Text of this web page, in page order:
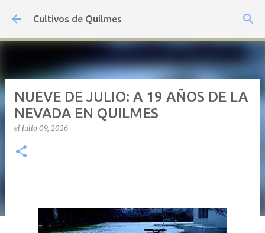
Ir al contenido principal
Cultivos de Quilmes
NUEVE DE JULIO: A 19 AÑOS DE LA
NEVADA EN QUILMES
el julio 09, 2026